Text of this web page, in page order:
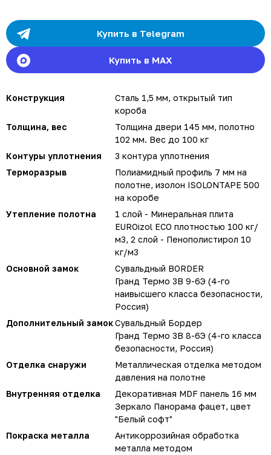
Купить в Telegram
Купить в MAX
Конструкция
Сталь 1,5 мм, открытый тип
короба
Толщина, вес
Толщина двери 145 мм, полотно
102 мм. Вес до 100 кг
Контуры уплотнения
3 контура уплотнения
Терморазрыв
Полиамидный профиль 7 мм на
полотне, изолон ISOLONTAPE 500
на коробе
Утепление полотна
1 слой - Минеральная плита
EUROizol ECO плотностью 100 кг/
м3, 2 слой - Пенополистирол 10
кг/м3
Основной замок
Сувальдный BORDER
Гранд Термо 3В 9-6Э (4-го
наивысшего класса безопасности,
Россия)
Дополнительный замокСувальдный Бордер
Гранд Термо 3В 8-6Э (4-го класса
безопасности, Россия)
Отделка снаружи
Металлическая отделка методом
давления на полотне
Внутренняя отделка
Декоративная MDF панель 16 мм
Зеркало Панорама фацет, цвет
"Белый софт"
Покраска металла
Антикоррозийная обработка
металла методом